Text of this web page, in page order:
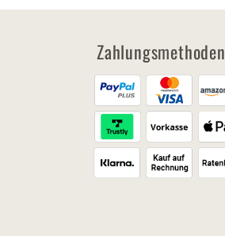
Zahlungsmethoden